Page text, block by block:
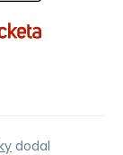
dodal